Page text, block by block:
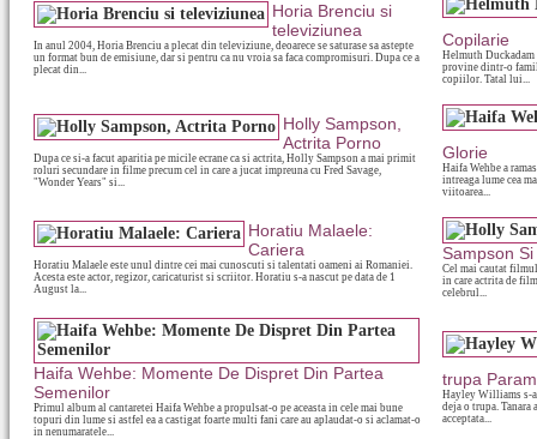
Horia Brenciu si
televiziunea
In anul 2004, Horia Brenciu a plecat din televiziune, deoarece se saturase sa astepte
un format bun de emisiune, dar si pentru ca nu vroia sa faca compromisuri. Dupa ce a
plecat din...
Copilarie
Helmuth Duckadam
provine dintr-o
copiilor. Tatal lui...
Holly Sampson,
Actrita Porno
Dupa ce si-a facut aparitia pe micile ecrane ca si actrita, Holly Sampson a mai primit
roluri secundare in filme precum cel in care a jucat impreuna cu Fred Savage,
"Wonder Years" si...
Glorie
Haifa Wehbe a
intreaga lume cea
viitoarea...
Horatiu Malaele:
Cariera
Horatiu Malaele este unul dintre cei mai cunoscuti si talentati oameni ai Romaniei.
Acesta este actor, regizor, caricaturist si scriitor. Horatiu s-a nascut pe data de 1
August la...
Sampson
Cel mai cautat
in care actrita de
celebrul...
Haifa Wehbe: Momente De Dispret Din Partea
Semenilor
Primul album al cantaretei Haifa Wehbe a propulsat-o pe aceasta in cele mai bune
topuri din lume si astfel ea a castigat foarte multi fani care au aplaudat-o si aclamat-o
in nenumaratele...
trupa
Hayley Williams s-
deja o trupa.
acceptata...